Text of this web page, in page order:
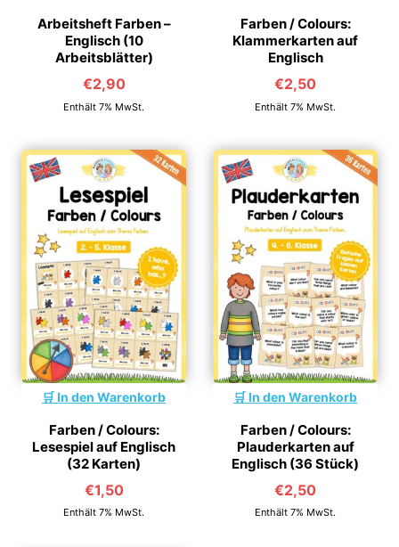
Arbeitsheft Farben –
Englisch (10
Arbeitsblätter)
€2,90
Enthält 7% MwSt.
Farben / Colours:
Klammerkarten auf
Englisch
€2,50
Enthält 7% MwSt.
In den Warenkorb
Farben / Colours:
Lesespiel auf Englisch
(32 Karten)
€1,50
Enthält 7% MwSt.
In den Warenkorb
Farben / Colours:
Plauderkarten auf
Englisch (36 Stück)
€2,50
Enthält 7% MwSt.